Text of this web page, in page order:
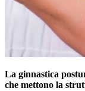
La ginnastica
che mettono la